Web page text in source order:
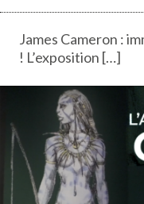
James Cameron :
! L’exposition […]